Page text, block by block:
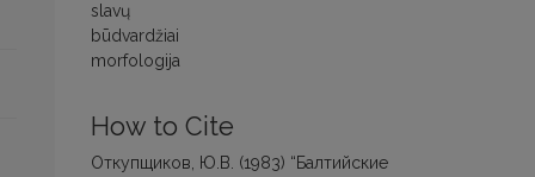
slavų
būdvardžiai
morfologija
How to Cite
Откупщиков, Ю.В. (1983) “Балтийские